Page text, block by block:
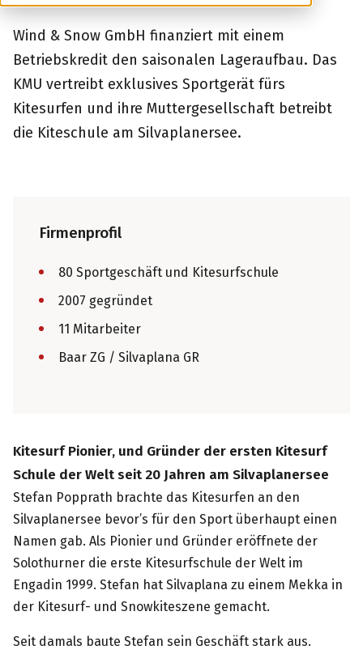
Wind & Snow GmbH finanziert mit einem
Betriebskredit den saisonalen Lageraufbau. Das
KMU vertreibt exklusives Sportgerät fürs
Kitesurfen und ihre Muttergesellschaft betreibt
die Kiteschule am Silvaplanersee.
Firmenprofil
80 Sportgeschäft und Kitesurfschule
2007 gegründet
11 Mitarbeiter
Baar ZG / Silvaplana GR
Kitesurf Pionier, und Gründer der ersten Kitesurf
Schule der Welt seit 20 Jahren am Silvaplanersee
Stefan Popprath brachte das Kitesurfen an den
Silvaplanersee bevor’s für den Sport überhaupt einen
Namen gab. Als Pionier und Gründer eröffnete der
Solothurner die erste Kitesurfschule der Welt im
Engadin 1999. Stefan hat Silvaplana zu einem Mekka in
der Kitesurf- und Snowkiteszene gemacht.
Seit damals baute Stefan sein Geschäft stark aus.